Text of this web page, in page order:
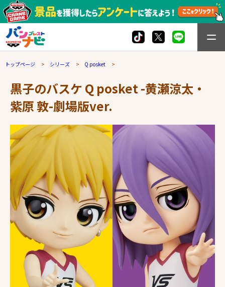
トップページ シリーズ Q posket
黒子のバスケ Q posket -黄瀬涼太・
紫原 敦-劇場版ver.